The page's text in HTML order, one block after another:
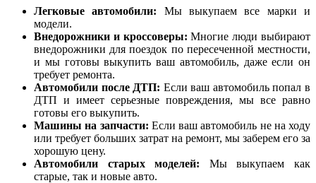
Легковые автомобили: Мы выкупаем все марки и
модели.
Внедорожники и кроссоверы: Многие люди выбирают
внедорожники для поездок по пересеченной местности,
и мы готовы выкупить ваш автомобиль, даже если он
требует ремонта.
Автомобили после ДТП: Если ваш автомобиль попал в
ДТП и имеет серьезные повреждения, мы все равно
готовы его выкупить.
Машины на запчасти: Если ваш автомобиль не на ходу
или требует больших затрат на ремонт, мы заберем его за
хорошую цену.
Автомобили старых моделей: Мы выкупаем как
старые, так и новые авто.